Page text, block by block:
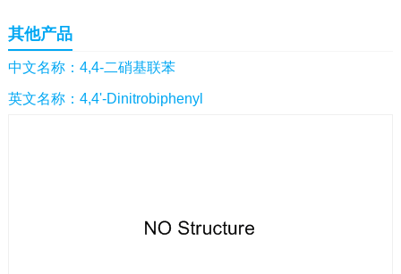
间体|抗高血压药物中间体
感染药物中间体
体 |抗精神病药物中间体 |
药中间体|其他原料药中间体|
其他产品
中文名称：4,4-二硝基联苯
英文名称：4,4'-Dinitrobiphenyl